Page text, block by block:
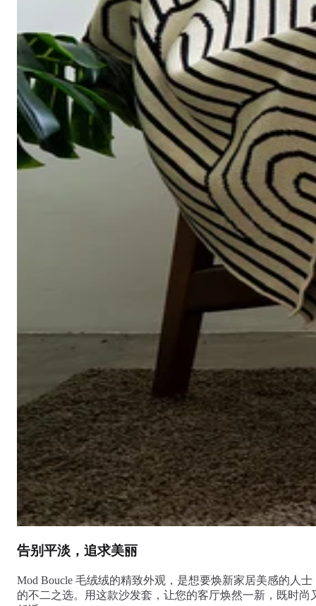
告别平淡，追求美丽
Mod Boucle 毛绒绒的精致外观，是想要焕新家居美感的人士
的不二之选。用这款沙发套，让您的客厅焕然一新，既时尚